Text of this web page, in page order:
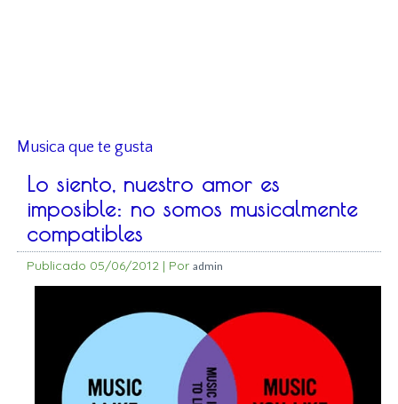
Musica que te gusta
Lo siento, nuestro amor es
imposible: no somos musicalmente
compatibles
Publicado 05/06/2012 | Por admin